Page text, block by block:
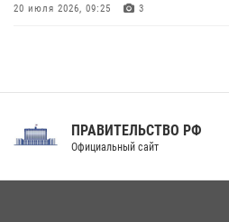
20 июля 2026, 09:25 3
Праздник «Один день с Росгвардией» к
ПРАВИТЕЛЬСТВО РФ
Официальный сайт